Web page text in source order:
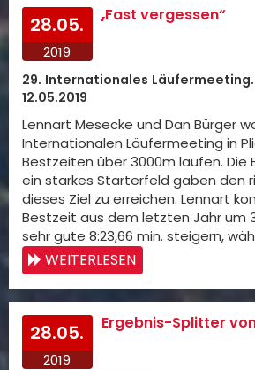
28.05.
2019
„Fast vergessen“
29. Internationales Läufermeeting.
12.05.2019
Lennart Mesecke und Dan Bürger
Internationalen Läufermeeting in
Bestzeiten über 3000m laufen. Die
ein starkes Starterfeld gaben den
dieses Ziel zu erreichen. Lennart
Bestzeit aus dem letzten Jahr um
sehr gute 8:23,66 min. steigern,
WEITERLESEN
28.05.
2019
Ergebnis-Splitter